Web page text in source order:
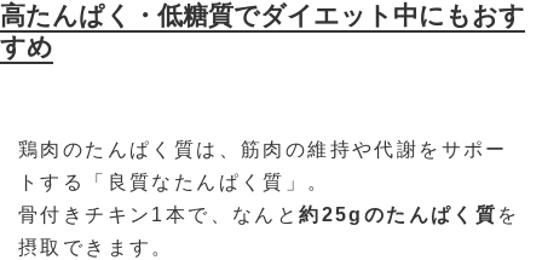
高たんぱく・低糖質でダイエット中にもおす
すめ
鶏肉のたんぱく質は、筋肉の維持や代謝をサポー
トする「良質なたんぱく質」。
骨付きチキン1本で、なんと約25gのたんぱく質 を
摂取できます。